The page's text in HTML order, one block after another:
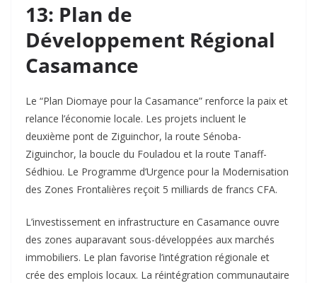
13: Plan de
Développement Régional
Casamance
Le “Plan Diomaye pour la Casamance” renforce la paix et
relance l’économie locale. Les projets incluent le
deuxième pont de Ziguinchor, la route Sénoba-
Ziguinchor, la boucle du Fouladou et la route Tanaff-
Sédhiou. Le Programme d’Urgence pour la Modernisation
des Zones Frontalières reçoit 5 milliards de francs CFA.​
L’investissement en infrastructure en Casamance ouvre
des zones auparavant sous-développées aux marchés
immobiliers. Le plan favorise l’intégration régionale et
crée des emplois locaux. La réintégration communautaire